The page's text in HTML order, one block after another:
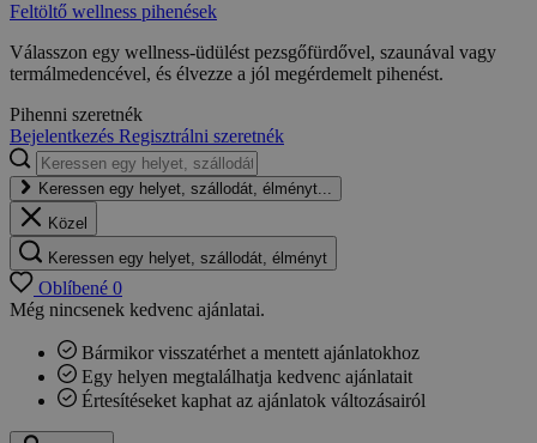
Feltöltő wellness pihenések
Válasszon egy wellness-üdülést pezsgőfürdővel, szaunával vagy
termálmedencével, és élvezze a jól megérdemelt pihenést.
Pihenni szeretnék
Bejelentkezés Regisztrálni szeretnék
Keressen egy helyet, szállodát, élményt...
Közel
Keressen egy helyet, szállodát, élményt
Oblíbené 0
Még nincsenek kedvenc ajánlatai.
Bármikor visszatérhet a mentett ajánlatokhoz
Egy helyen megtalálhatja kedvenc ajánlatait
Értesítéseket kaphat az ajánlatok változásairól